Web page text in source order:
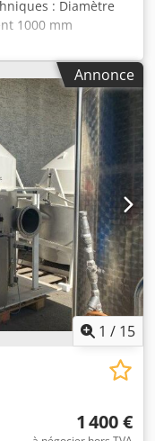
: Diamètre
1000 mm
ATEX
- Armoire électrique
- Différents cadres
les poudres de
Annonce
1 / 15
1 400 €